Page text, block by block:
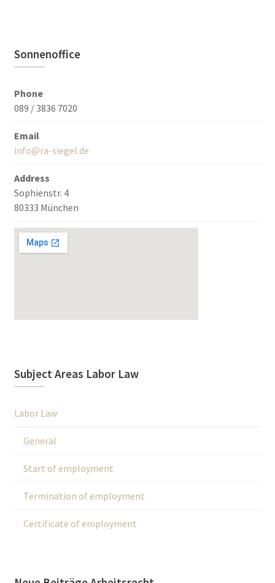
Sonnenoffice
Phone
089 / 3836 7020
Email
info@ra-siegel.de
Address
Sophienstr. 4
80333 München
Subject Areas Labor Law
Labor Law
General
Start of employment
Termination of employment
Certificate of employment